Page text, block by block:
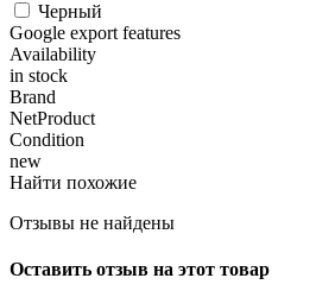
Черный
Google export features
Availability
in stock
Brand
NetProduct
Condition
new
Найти похожие
Отзывы не найдены
Оставить отзыв на этот товар